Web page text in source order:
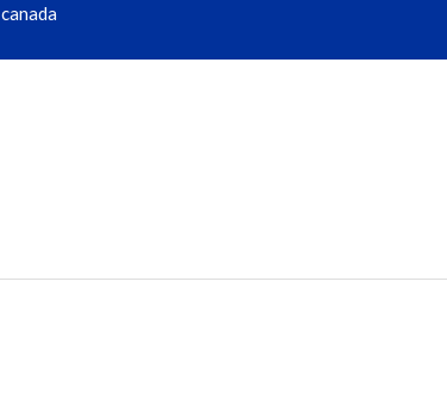
canada